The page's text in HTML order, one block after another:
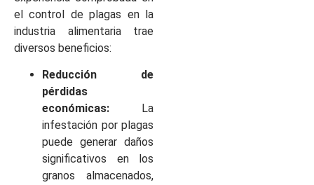
el control de plagas en la
industria alimentaria trae
diversos beneficios:
Reducción de
pérdidas
económicas: La
infestación por plagas
puede generar daños
significativos en los
granos almacenados,